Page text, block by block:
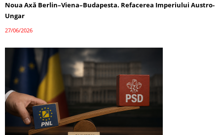
Noua Axă Berlin–Viena–Budapesta. Refacerea Imperiului Austro-
Ungar
27/06/2026